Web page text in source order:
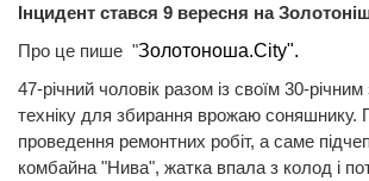
Інцидент стався 9 вересня на
Про це пише "Золотоноша.City".
47-річний чоловік разом із своїм 30-
техніку для збирання врожаю соняшнику.
проведення ремонтних робіт, а саме
комбайна "Нива", жатка впала з колод і